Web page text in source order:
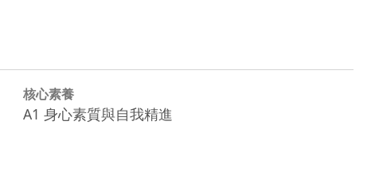
核心素養
A1 身心素質與自我精進